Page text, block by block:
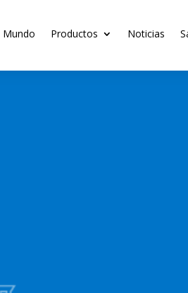
Productos Noticias